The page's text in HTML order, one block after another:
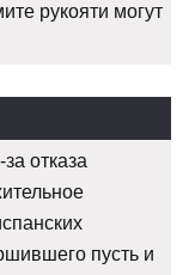
рукояти могут
отказа
пусть и